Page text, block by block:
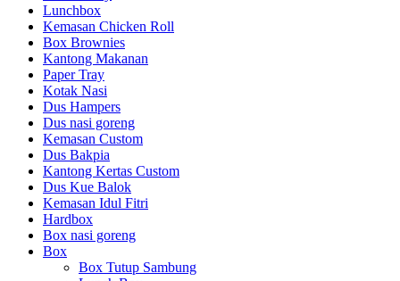
Lunchbox
Kemasan Chicken Roll
Box Brownies
Kantong Makanan
Paper Tray
Kotak Nasi
Dus Hampers
Dus nasi goreng
Kemasan Custom
Dus Bakpia
Kantong Kertas Custom
Dus Kue Balok
Kemasan Idul Fitri
Hardbox
Box nasi goreng
Box
Box Tutup Sambung